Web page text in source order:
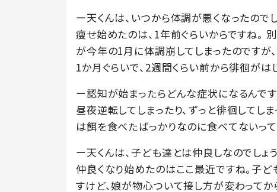
ー天くんは、いつから体調が悪くなったのでし
痩せ始めたのは、1年前ぐらいからですね。
が今年の1月に体調崩してしまったのですが
1か月ぐらいで、2週間くらい前から徘徊がは
ー認知が始まったらどんな症状になるんです
昼夜逆転してしまったり、ずっと徘徊してし
は餌を食べたばっかりなのに食べてないっ
ー天くんは、子ども達とは仲良しなのでしょう
仲良くなり始めたのはここ最近ですね。子
すけど、娘が物心ついて接し方が変わって